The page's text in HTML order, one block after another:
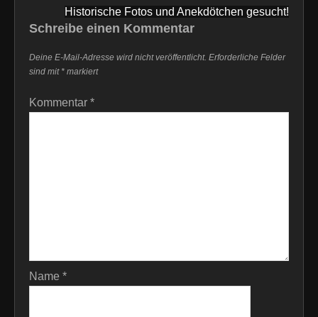
Historische Fotos und Anekdötchen gesucht!
Schreibe einen Kommentar
Deine E-Mail-Adresse wird nicht veröffentlicht. Erforderliche Felder
sind mit * markiert
Kommentar *
Name *